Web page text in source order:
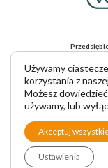
Adres do
tel. +48
Made
Używamy
korzystania z
Możesz
używamy, lub
Akceptuj
Ustawienia